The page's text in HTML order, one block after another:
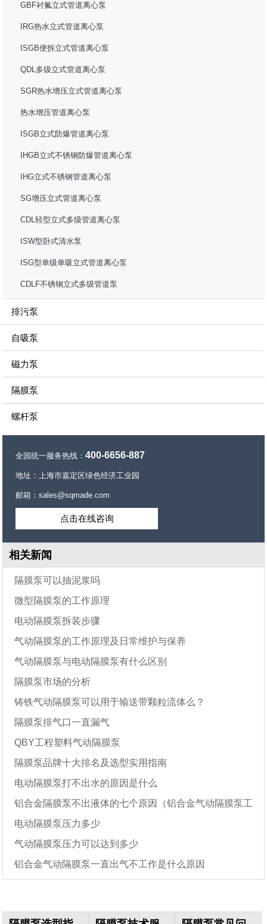
GBF衬氟立式管道离心泵
IRG热水立式管道离心泵
ISGB便拆立式管道离心泵
QDL多级立式管道离心泵
SGR热水增压立式管道离心泵
热水增压管道离心泵
ISGB立式防爆管道离心泵
IHGB立式不锈钢防爆管道离心泵
IHG立式不锈钢管道离心泵
SG增压立式管道离心泵
CDL轻型立式多级管道离心泵
ISW型卧式清水泵
ISG型单级单吸立式管道离心泵
CDLF不锈钢立式多级管道泵
排污泵
自吸泵
磁力泵
隔膜泵
螺杆泵
全国统一服务热线：400-6656-887
地址：上海市嘉定区绿色经济工业园
邮箱：sales@sqmade.com
点击在线咨询
相关新闻
隔膜泵可以抽泥浆吗
微型隔膜泵的工作原理
电动隔膜泵拆装步骤
气动隔膜泵的工作原理及日常维护与保养
气动隔膜泵与电动隔膜泵有什么区别
隔膜泵市场的分析
铸铁气动隔膜泵可以用于输送带颗粒流体么？
隔膜泵排气口一直漏气
QBY工程塑料气动隔膜泵
隔膜泵品牌十大排名及选型实用指南
电动隔膜泵打不出水的原因是什么
铝合金隔膜泵不出液体的七个原因（铝合金气动隔膜泵工
作原理）
电动隔膜泵压力多少
气动隔膜泵压力可以达到多少
铝合金气动隔膜泵一直出气不工作是什么原因